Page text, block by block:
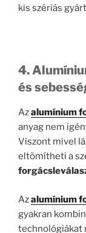
kis szériás
4.
és
Azalumínium
anyag nem
Viszont mivel
eltömítheti a
Azalumínium
gyakran
technológiákat